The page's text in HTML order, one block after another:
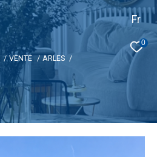
Fr
0
VENTE
ARLES